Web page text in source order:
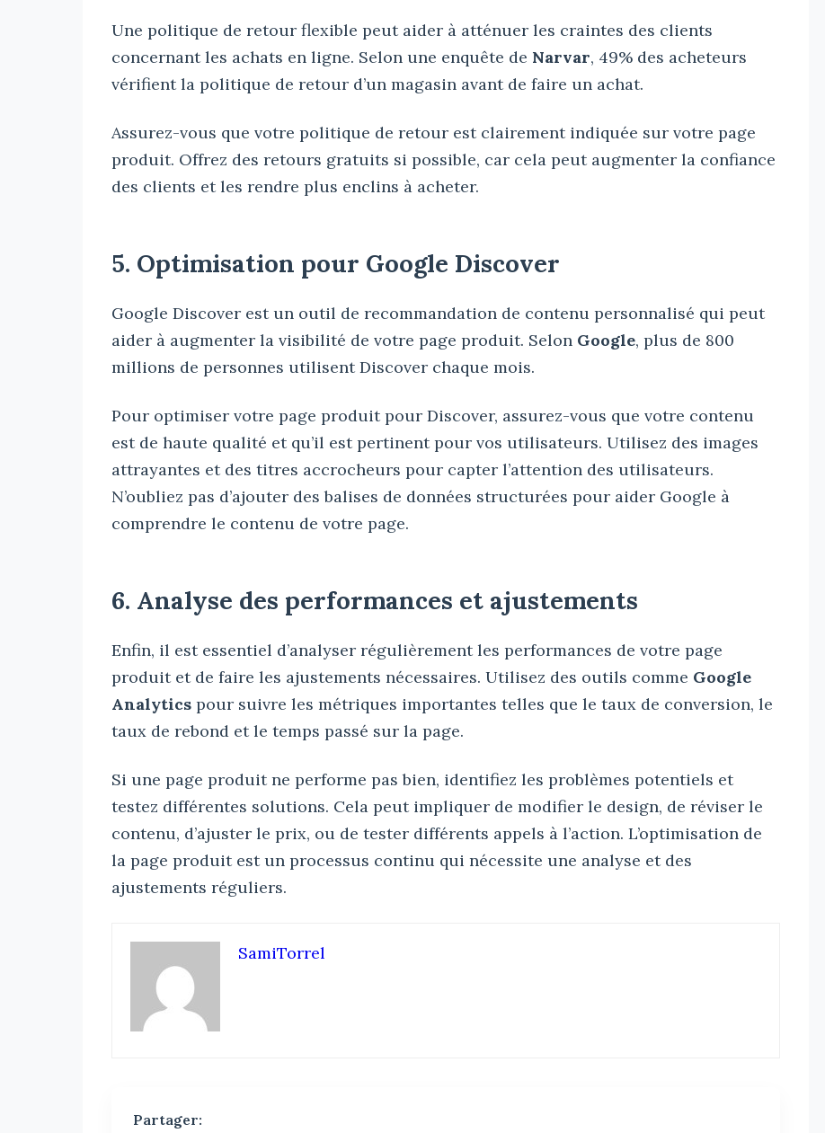
Une politique de retour flexible peut aider à atténuer les craintes des clients
concernant les achats en ligne. Selon une enquête de Narvar, 49% des acheteurs
vérifient la politique de retour d’un magasin avant de faire un achat.
Assurez-vous que votre politique de retour est clairement indiquée sur votre page
produit. Offrez des retours gratuits si possible, car cela peut augmenter la confiance
des clients et les rendre plus enclins à acheter.
5. Optimisation pour Google Discover
Google Discover est un outil de recommandation de contenu personnalisé qui peut
aider à augmenter la visibilité de votre page produit. Selon Google, plus de 800
millions de personnes utilisent Discover chaque mois.
Pour optimiser votre page produit pour Discover, assurez-vous que votre contenu
est de haute qualité et qu’il est pertinent pour vos utilisateurs. Utilisez des images
attrayantes et des titres accrocheurs pour capter l’attention des utilisateurs.
N’oubliez pas d’ajouter des balises de données structurées pour aider Google à
comprendre le contenu de votre page.
6. Analyse des performances et ajustements
Enfin, il est essentiel d’analyser régulièrement les performances de votre page
produit et de faire les ajustements nécessaires. Utilisez des outils comme Google
Analytics pour suivre les métriques importantes telles que le taux de conversion, le
taux de rebond et le temps passé sur la page.
Si une page produit ne performe pas bien, identifiez les problèmes potentiels et
testez différentes solutions. Cela peut impliquer de modifier le design, de réviser le
contenu, d’ajuster le prix, ou de tester différents appels à l’action. L’optimisation de
la page produit est un processus continu qui nécessite une analyse et des
ajustements réguliers.
SamiTorrel
Partager: